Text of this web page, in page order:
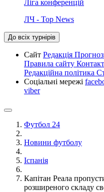
Ліга конференцій
ЛЧ - Top News
До всіх турнірів
Сайт Редакція
Правила сайту
Редакційна політика
Соціальні мережі
viber
Футбол 24
Новини футболу
Іспанія
Капітан Реала
розширеного складу